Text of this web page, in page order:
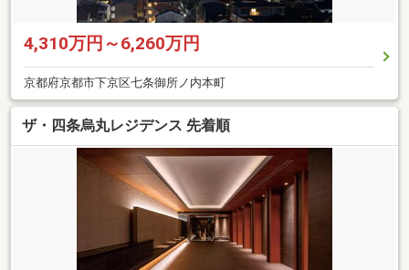
4,310万円～6,260万円
京都府京都市下京区七条御所ノ内本町
ザ・四条烏丸レジデンス 先着順